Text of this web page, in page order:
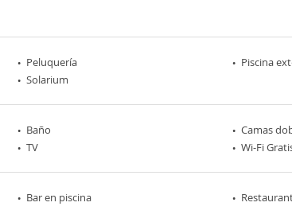
Peluquería
Piscina
Solarium
Baño
Camas
TV Wi-Fi
Bar en piscina